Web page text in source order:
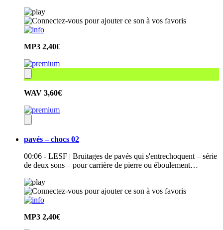
MP3 2,40€
WAV 3,60€
pavés – chocs 02
00:06 - LESF | Bruitages de pavés qui s'entrechoquent – série
de deux sons – pour carrière de pierre ou éboulement…
MP3 2,40€